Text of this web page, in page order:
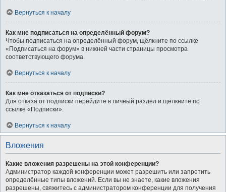
Вернуться к началу
Как мне подписаться на определённый форум?
Чтобы подписаться на определённый форум, щёлкните по ссылке
«Подписаться на форум» в нижней части страницы просмотра
соответствующего форума.
Вернуться к началу
Как мне отказаться от подписки?
Для отказа от подписки перейдите в личный раздел и щёлкните по
ссылке «Подписки».
Вернуться к началу
Вложения
Какие вложения разрешены на этой конференции?
Администратор каждой конференции может разрешить или запретить
определённые типы вложений. Если вы не знаете, какие вложения
разрешены, свяжитесь с администратором конференции для получения